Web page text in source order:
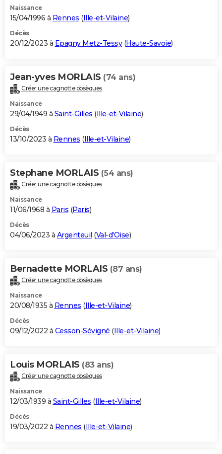
Naissance
15/04/1996 à Rennes (Ille-et-Vilaine)
Décès
20/12/2023 à Epagny Metz-Tessy(Haute-Savoie)
Jean-yves MORLAIS (74 ans)
Créer une cagnotte obsèques
Naissance
29/04/1949 à Saint-Gilles (Ille-et-Vilaine)
Décès
13/10/2023 à Rennes (Ille-et-Vilaine)
Stephane MORLAIS (54 ans)
Créer une cagnotte obsèques
Naissance
11/06/1968 à Paris (Paris)
Décès
04/06/2023 à Argenteuil (Val-d'Oise)
Bernadette MORLAIS (87 ans)
Créer une cagnotte obsèques
Naissance
20/08/1935 à Rennes (Ille-et-Vilaine)
Décès
09/12/2022 à Cesson-Sévigné (Ille-et-Vilaine)
Louis MORLAIS (83 ans)
Créer une cagnotte obsèques
Naissance
12/03/1939 à Saint-Gilles (Ille-et-Vilaine)
Décès
19/03/2022 à Rennes (Ille-et-Vilaine)